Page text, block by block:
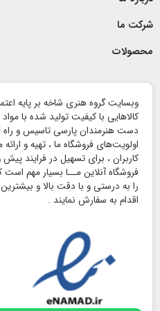
ما
وبسایت گروه هنری شاخه بر پایه اعتماد
دست هنرمندان پارسی تاسیس و راه
اولویت‌های فروشگاه ما ، تهیه و ارائه
کاربران ، برای تسهیل در فرایند پیش و
فروشگاه آنلاین مــا بسیار مهم است که
را به درستی و با دقت بالا و بیشترین
اقدام به سفارش نمایند .